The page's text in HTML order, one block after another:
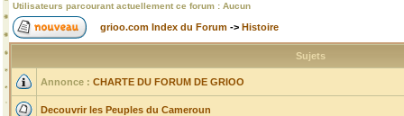
Utilisateurs parcourant actuellement ce forum : Aucun
grioo.com Index du Forum -> Histoire
Sujets
Annonce : CHARTE DU FORUM DE GRIOO
Decouvrir les Peuples du Cameroun